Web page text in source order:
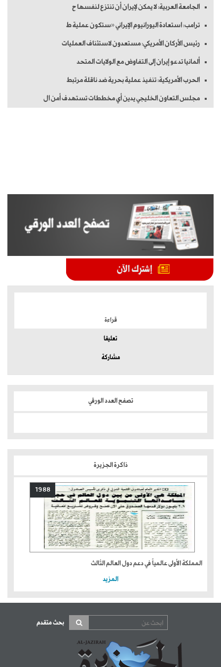
الجامعة العربية: لا يمكن لإيران أن تنتزع لنفسها ح
ترامب: استعادة اليورانيوم الإيراني «ستكون عملية ط
رئيس الأركان الأمريكي: مستعدون لاستئناف العمليات
ألمانيا تدعو إيران إلى التفاوض مع الولايات المتحد
الحرب الأمريكية: تنفيذ عملية بحرية ضد ناقلة مرتبط
مجلس التعاون الخليجي يدين أي مخططات تستهدف أمن ال
قراءة
تعليقا
مشاركة
تصفح العدد الورقي
ذاكرة الجزيرة
1988
المملكة الأولى عالمياً في دعم دول العالم الثالث
المزيد
بحث متقدم